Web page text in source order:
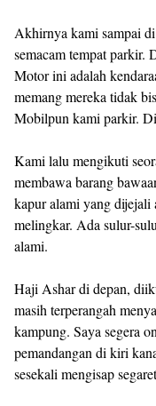
Akhirnya kami sampai
semacam tempat parkir.
Motor ini adalah
memang mereka tidak
Mobilpun kami parkir.
Kami lalu mengikuti
membawa barang
kapur alami yang dijejali
melingkar. Ada sulur-
alami.
Haji Ashar di depan,
masih terperangah
kampung. Saya segera
pemandangan di kiri
sesekali mengisap